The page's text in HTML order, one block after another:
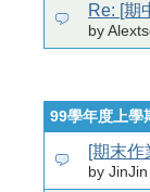
Re: [期
by
99學年度上學
[期末
by JinJin